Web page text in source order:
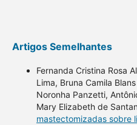
Artigos Semelhantes
Fernanda Cristina Rosa
Lima, Bruna Camila
Noronha Panzetti,
Mary Elizabeth de
mastectomizadas sobre